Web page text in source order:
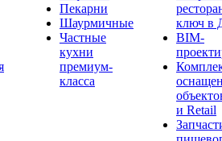
Пекарни
Шаурмичные
Частные
кухни
премиум-
класса
ключ в
BIM-
и Retail